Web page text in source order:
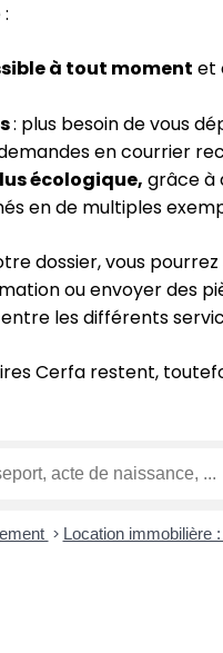
à tout moment et
: plus besoin de vous
en courrier
écologique, grâce à
en de multiples
dossier, vous
ou envoyer des
les différents
Cerfa restent,
> Location immobilière